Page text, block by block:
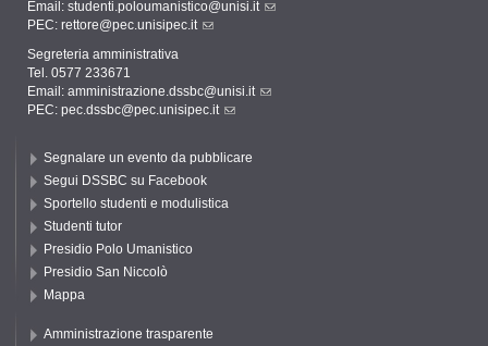
Email: studenti.poloumanistico@unisi.it
PEC: rettore@pec.unisipec.it
Segreteria amministrativa
Tel. 0577 233671
Email: amministrazione.dssbc@unisi.it
PEC: pec.dssbc@pec.unisipec.it
Segnalare un evento da pubblicare
Segui DSSBC su Facebook
Sportello studenti e modulistica
Studenti tutor
Presidio Polo Umanistico
Presidio San Niccolò
Mappa
Amministrazione trasparente